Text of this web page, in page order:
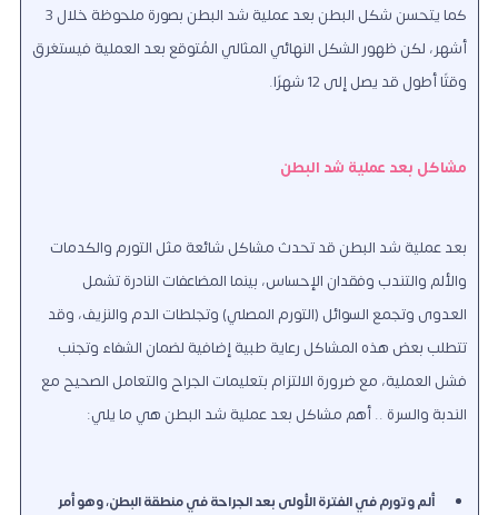
كما يتحسن شكل البطن بعد عملية شد البطن بصورة ملحوظة خلال 3
أشهر، لكن ظهور الشكل النهائي المثالي المُتوقع بعد العملية فيستغرق
وقتًا أطول قد يصل إلى 12 شهرًا.
مشاكل بعد عملية شد البطن
بعد عملية شد البطن قد تحدث مشاكل شائعة مثل التورم والكدمات
والألم والتندب وفقدان الإحساس، بينما المضاعفات النادرة تشمل
العدوى وتجمع السوائل (التورم المصلي) وتجلطات الدم والنزيف، وقد
تتطلب بعض هذه المشاكل رعاية طبية إضافية لضمان الشفاء وتجنب
فشل العملية، مع ضرورة الالتزام بتعليمات الجراح والتعامل الصحيح مع
الندبة والسرة .. أهم مشاكل بعد عملية شد البطن هي ما يلي:
ألم وتورم في الفترة الأولى بعد الجراحة في منطقة البطن، وهو أمر